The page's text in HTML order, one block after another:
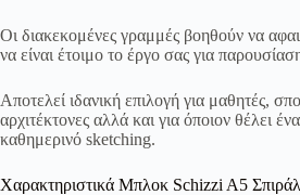
Οι διακεκομένες γραμμές βοηθούν να
να είναι έτοιμο το έργο σας για
Αποτελεί ιδανική επιλογή για μαθητές,
αρχιτέκτονες αλλά και για όποιον θέλει
καθημερινό sketching.
Χαρακτηριστικά Μπλοκ Schizzi A5